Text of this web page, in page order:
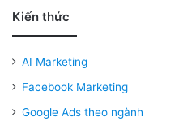
Kiến thức
AI Marketing
Facebook Marketing
Google Ads theo ngành